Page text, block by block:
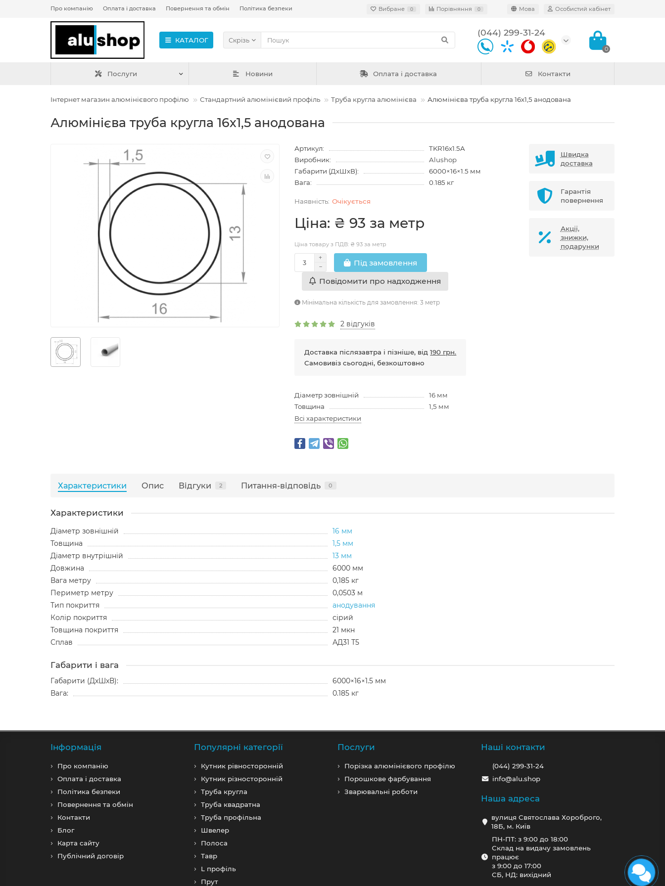
Про компанію Оплата і доставка Повернення та обмін Політика безпеки Вибране 0 Порівняння 0 Мова Особистий кабінет
КАТАЛОГ Скрізь
(044) 299-31-24
0
Послуги Новини Оплата і доставка Контакти
Інтернет магазин алюмінієвого профілю Стандартний алюмінієвий профіль Труба кругла алюмінієва Алюмінієва труба кругла 16х1,5 анодована
Алюмінієва труба кругла 16х1,5 анодована
Артикул:
TKR16x1.5A
Виробник:
Alushop
Габарити (ДхШхВ):
6000×16×1.5 мм
Вага:
0.185 кг
Очiкується
Цiна: ₴ 93 за метр
Ціна товару з ПДВ: ₴ 93 за метр
Пiд замовлення
Повідомити про надходження
Мінімальна кількість для замовлення: 3 метр
2 відгуків
Доставка післязавтра і пізніше, від190 грн.
Самовивіз сьогодні, безкоштовно
Діаметр зовнішній
16 мм
Товщина
1,5 мм
Всі характеристики
Швидка
доставка
Гарантія
повернення
Акції,
знижки,
подарунки
Характеристики Опис Відгуки 2 Питання-відповідь 0
Характеристики
Діаметр зовнішній
16 мм
Товщина
1,5 мм
Діаметр внутрішній
13 мм
Довжина
6000 мм
Вага метру
0,185 кг
Периметр метру
0,0503 м
Тип покриття
анодування
Колір покриття
сірий
Товщина покриття
21 мкн
Сплав
АД31 Т5
Габарити і вага
Габарити (ДхШхВ):
6000×16×1.5 мм
Вага:
0.185 кг
Iнформація
Про компанiю
Оплата і доставка
Політика безпеки
Повернення та обмін
Контакти
Блог
Карта сайту
Публічний договір
Популярні категорії
Кутник рівносторонній
Кутник різносторонній
Труба кругла
Труба квадратна
Труба профільна
Швелер
Полоса
Тавр
L профiль
Прут
Послуги
Порізка алюмінієвого профілю
Порошкове фарбування
Зварювальні роботи
Наші контакти
(044) 299-31-24
info@alu.shop
Наша адреса
вулиця Святослава Хороброго,
18Б, м. Київ
ПН-ПТ: з 9:00 до 18:00
Склад на видачу замовлень
працює
з 9:00 до 17:00
СБ, НД: вихідний